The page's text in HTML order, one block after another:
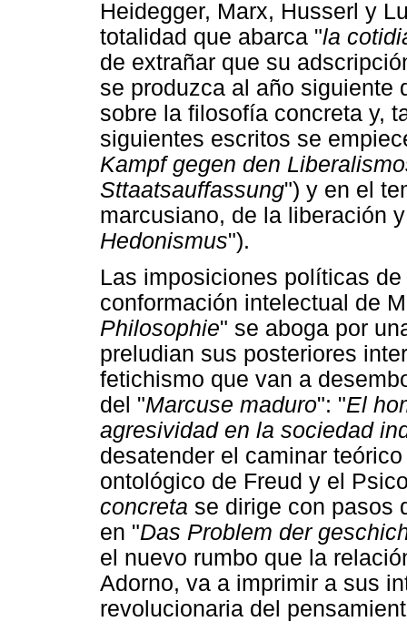
Heidegger, Marx, Husserl y
totalidad que abarca "la
de extrañar que su
se produzca al año siguiente
sobre la filosofía concreta y,
siguientes escritos se
Kampf gegen den
Sttaatsauffassung") y en el
marcusiano, de la liberación
Hedonismus").
Las imposiciones políticas
conformación intelectual de
Philosophie" se aboga por
preludian sus posteriores
fetichismo que van a
del "Marcuse maduro": "El
agresividad en la sociedad
desatender el caminar
ontológico de Freud y el
concreta se dirige con pasos
en "Das Problem der
el nuevo rumbo que la
Adorno, va a imprimir a sus
revolucionaria del